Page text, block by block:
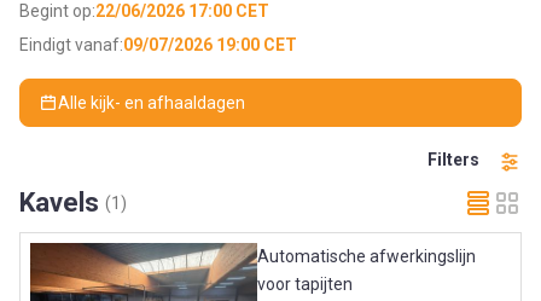
Begint op:22/06/2026 17:00 CET
Eindigt vanaf:09/07/2026 19:00 CET
Alle kijk- en afhaaldagen
Filters
Kavels (1)
Automatische afwerkingslijn
voor tapijten